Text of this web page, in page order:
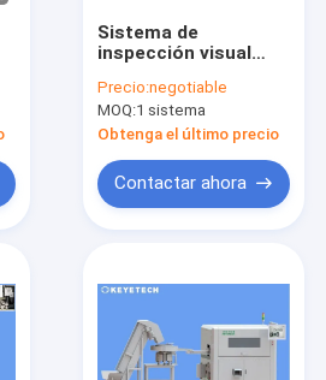
Sistema de
inspección visual
velocidad para el
control de calidad de
la imagen
Precio:negotiable
MOQ:1 sistema
Obtenga el último precio
Contactar ahora